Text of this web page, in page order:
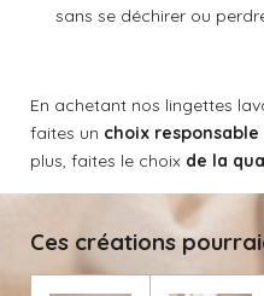
sans se déchirer ou
En achetant nos lingettes
faites un choix
plus, faites le choix de la
Ces créations